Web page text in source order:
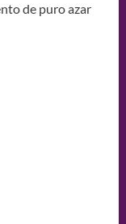
de puro azar